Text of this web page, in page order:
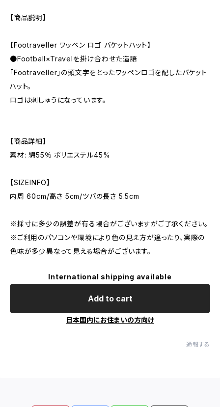
【商品説明】
【Footraveller ワッペン ロゴ バケットハット】
●Football×Travelを掛け合わせた造語
「Footraveller」の頭文字をとったワッペンロゴを配したバケット
ハット。
ロゴは刺しゅうになっています。
【商品詳細】
素材: 綿55％ ポリエステル45%
【SIZEINFO】
内周 60cm/高さ 5cm/ツバの長さ 5.5cm
※採寸に多少の誤差が有る場合がございますがご了承ください。
※ご利用のパソコンや環境により色の見え方が違ったり、実際の
色味が多少異なって見える場合がございます。
International shipping available
Add to cart
日本国内にお住まいの方向け
通報する